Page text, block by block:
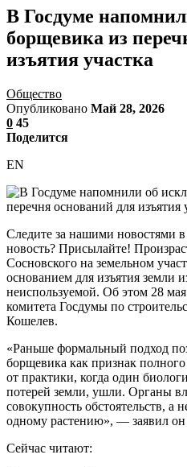
В Госдуме
борщевика из
изъятия участка
Общество
Опубликовано Май 28, 2026
0 45
Поделится
EN
Следите за нашими новостями
новость? Присылайте!
Сосновского на земельном
основанием для изъятия земли
неиспользуемой. Об этом 28
комитета Госдумы по
Кошелев.
«Раньше формальный подход
борщевика как признак полного
от практики, когда один
потерей земли, ушли. Органы
совокупность обстоятельств, а
одному растению», — заявил
Сейчас читают: